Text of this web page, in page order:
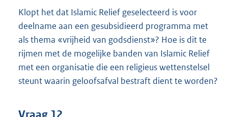
Klopt het dat Islamic Relief geselecteerd is voor
deelname aan een gesubsidieerd programma met
als thema «vrijheid van godsdienst»? Hoe is dit te
rijmen met de mogelijke banden van Islamic Relief
met een organisatie die een religieus wettenstelsel
steunt waarin geloofsafval bestraft dient te worden?